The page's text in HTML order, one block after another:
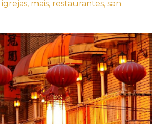
igrejas, mais, restaurantes, san